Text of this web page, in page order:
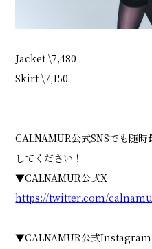
Jacket \7,480
Skirt \7,150
CALNAMUR公式SNSでも随
してください！
▼CALNAMUR公式X
https://twitter.com/
▼CALNAMUR公式Instagram